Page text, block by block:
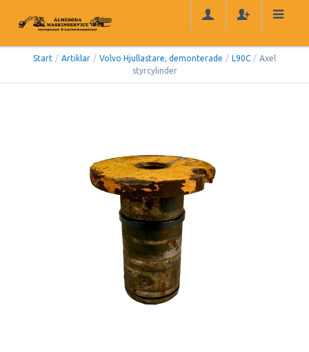
Start / Artiklar / Volvo Hjullastare, demonterade / L90C / Axel
styrcylinder